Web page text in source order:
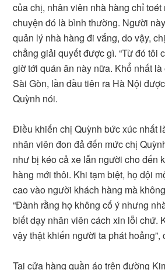
của chị, nhân viên nhà hàng chỉ
chuyện đó là bình thường. Người
quản lý nhà hàng đi vắng, do vậy,
chẳng giải quyết được gì. “Từ đó tôi
giờ tới quán ăn này nữa. Khổ nhất
Sài Gòn, lần đầu tiên ra Hà Nội
Quỳnh nói.
Điều khiến chị Quỳnh bức xúc nhất
nhân viên đon đả đến mức chị
như bị kéo cả xe lẫn người cho đến
hàng mới thôi. Khi tạm biệt, họ dội
cao vào người khách hàng mà
“Đành rằng họ không cố ý nhưng
biết dạy nhân viên cách xin lỗi chứ.
vậy thật khiến người ta phát hoảng”,
Tại cửa hàng quần áo trên đường